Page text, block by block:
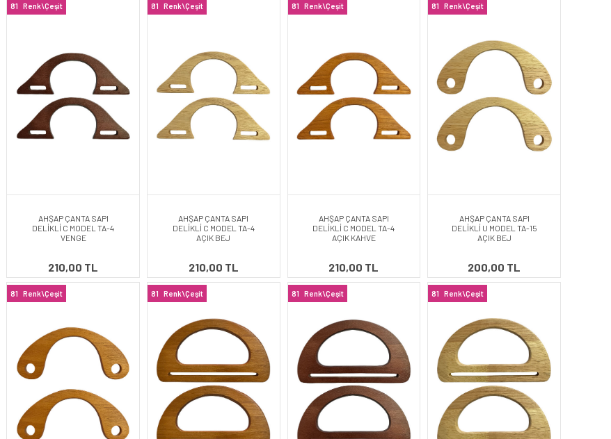
81 Renk\Çeşit
AHŞAP ÇANTA SAPI
DELİKLİ C MODEL TA-4
VENGE
210,00 TL
81 Renk\Çeşit
AHŞAP ÇANTA SAPI
DELİKLİ C MODEL TA-4
AÇIK BEJ
210,00 TL
81 Renk\Çeşit
AHŞAP ÇANTA SAPI
DELİKLİ C MODEL TA-4
AÇIK KAHVE
210,00 TL
81 Renk\Çeşit
AHŞAP ÇANTA SAPI
DELİKLİ U MODEL TA-15
AÇIK BEJ
200,00 TL
81 Renk\Çeşit 81 Renk\Çeşit 81 Renk\Çeşit 81 Renk\Çeşit